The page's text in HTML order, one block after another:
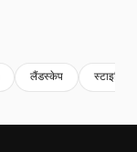
लैंडस्केप स्टाइलिश